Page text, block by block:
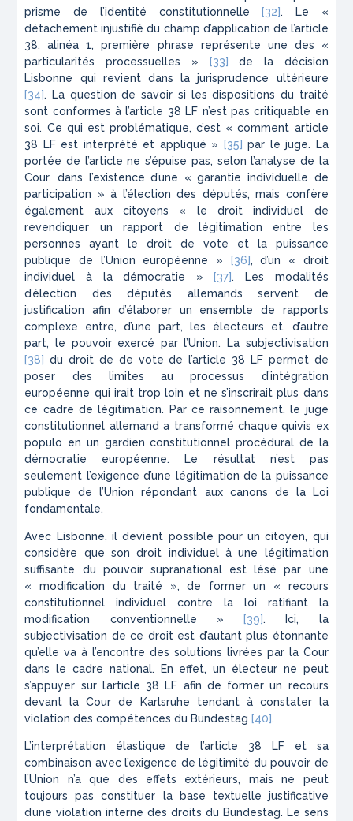
prisme de l’identité constitutionnelle
[32]. Le «
détachement injustifié du champ d’application de l’article
38, alinéa 1, première phrase représente une des «
particularités processuelles »
[33] de la décision
Lisbonne qui revient dans la jurisprudence ultérieure
[34]. La question de savoir si les dispositions du traité
sont conformes à l’article 38 LF n’est pas critiquable en
soi. Ce qui est problématique, c’est «comment article
38 LF est interprété et appliqué »
[35] par le juge. La
portée de l’article ne s’épuise pas, selon l’analyse de la
Cour, dans l’existence d’une « garantie individuelle de
participation » à l’élection des députés, mais confère
également aux citoyens « le droit individuel de
revendiquer un rapport de légitimation entre les
personnes ayant le droit de vote et la puissance
publique de l’Union européenne »
[36], d’un « droit
individuel à la démocratie » [37]. Les modalités
d’élection des députés allemands servent de
justification afin d’élaborer un ensemble de rapports
complexe entre, d’une part, les électeurs et, d’autre
part, le pouvoir exercé par l’Union. La subjectivisation
[38] du droit de de vote de l’article 38 LF permet de
poser des limites au processus d’intégration
européenne qui irait trop loin et ne s’inscrirait plus dans
ce cadre de légitimation. Par ce raisonnement, le juge
constitutionnel allemand a transformé chaquequivis ex
populo en un gardien constitutionnel procédural de la
démocratie européenne. Le résultat n’est pas
seulement l’exigence d’une légitimation de la puissance
publique de l’Union répondant aux canons de la Loi
fondamentale.
Avec Lisbonne, il devient possible pour un citoyen, qui
considère que son droit individuel à une légitimation
suffisante du pouvoir supranational est lésé par une
« modification du traité », de former un « recours
constitutionnel individuel contre la loi ratifiant la
modification conventionnelle »
[39]. Ici, la
subjectivisation de ce droit est d’autant plus étonnante
qu’elle va à l’encontre des solutions livrées par la Cour
dans le cadre national. En effet, un électeur ne peut
s’appuyer sur l’article 38 LF afin de former un recours
devant la Cour de Karlsruhe tendant à constater la
violation des compétences du Bundestag [40].
L’interprétation élastique de l’article 38 LF et sa
combinaison avec l’exigence de légitimité du pouvoir de
l’Union n’a que des effets extérieurs, mais ne peut
toujours pas constituer la base textuelle justificative
d’une violation interne des droits du Bundestag. Le sens